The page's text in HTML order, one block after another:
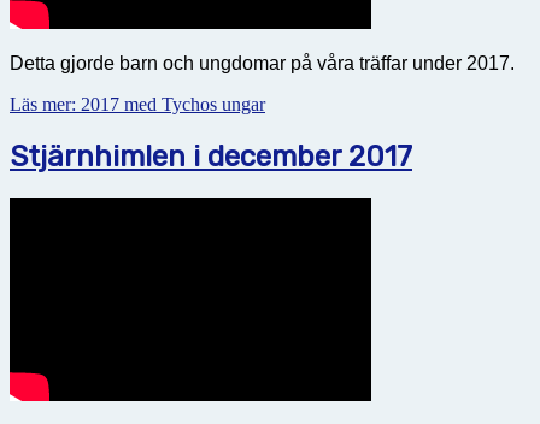
Detta gjorde barn och ungdomar på våra träffar under 2017.
Läs mer: 2017 med Tychos ungar
Stjärnhimlen i december 2017